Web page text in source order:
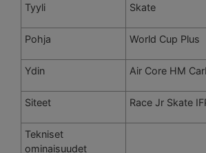
Tyyli Skate
Pohja World Cup Plus
Ydin Air Core HM
Siteet Race Jr Skate
Tekniset
ominaisuudet